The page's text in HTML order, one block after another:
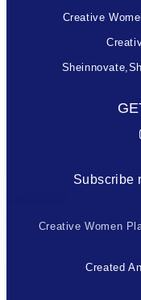
Creative
Subscribe
Creative Women
Created